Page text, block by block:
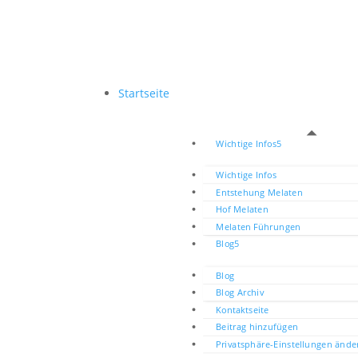
Startseite
Wichtige Infos
Wichtige Infos
Entstehung Melaten
Hof Melaten
Melaten Führungen
Blog
Blog
Blog Archiv
Kontaktseite
Beitrag hinzufügen
Privatsphäre-Einstellungen